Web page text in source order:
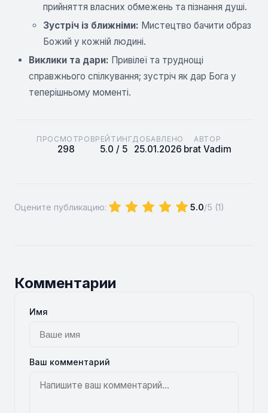
прийняття власних обмежень та пізнання душі.
Зустріч із ближніми: Мистецтво бачити образ
Божий у кожній людині.
Виклики та дари: Привілеї та труднощі
справжнього спілкування; зустріч як дар Бога у
теперішньому моменті.
ПРОСМОТРОВ
298
РЕЙТИНГ
5.0 / 5
ДОБАВЛЕНО
25.01.2026
АВТОР
brat Vadim
Оцените публикацию: 5.0/5 (1)
Комментарии
Имя
Ваш комментарий